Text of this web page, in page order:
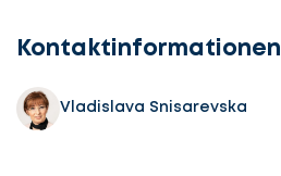
Kontaktinformationen
Vladislava Snisarevska